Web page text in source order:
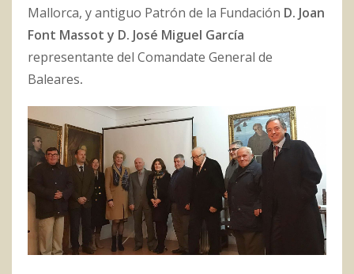
Mallorca, y antiguo Patrón de la Fundación D. Joan
Font Massot y D. José Miguel García
representante del Comandate General de
Baleares.